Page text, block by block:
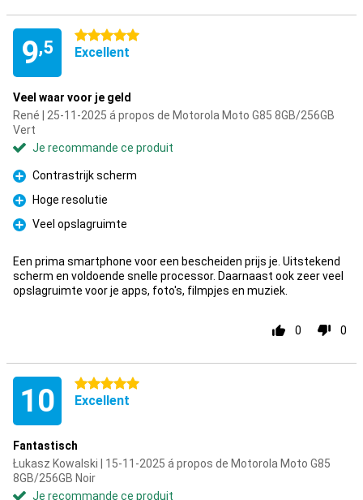
9,5
5 étoiles
Excellent
Veel waar voor je geld
René | 25-11-2025 á propos de Motorola Moto G85 8GB/256GB
Vert
Je recommande ce produit
Pour
Contrastrijk scherm
Pour
Hoge resolutie
Pour
Veel opslagruimte
Een prima smartphone voor een bescheiden prijs je. Uitstekend
scherm en voldoende snelle processor. Daarnaast ook zeer veel
opslagruimte voor je apps, foto's, filmpjes en muziek.
0 0
10 5 étoiles
Excellent
Fantastisch
Łukasz Kowalski | 15-11-2025 á propos de Motorola Moto G85
8GB/256GB Noir
Je recommande ce produit